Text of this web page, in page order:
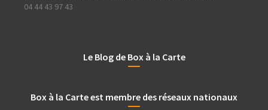
04 44 43 97 43
Le Blog de Box à la Carte
Box à la Carte est membre des réseaux nationaux